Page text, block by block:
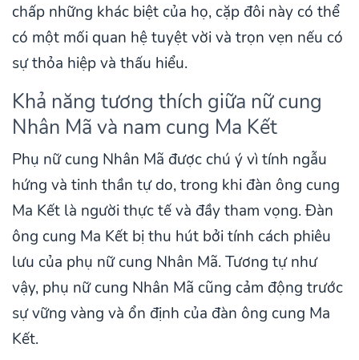
chấp những khác biệt của họ, cặp đôi này có thể
có một mối quan hệ tuyệt vời và trọn vẹn nếu có
sự thỏa hiệp và thấu hiểu.
Khả năng tương thích giữa nữ cung
Nhân Mã và nam cung Ma Kết
Phụ nữ cung Nhân Mã được chú ý vì tính ngẫu
hứng và tinh thần tự do, trong khi đàn ông cung
Ma Kết là người thực tế và đầy tham vọng. Đàn
ông cung Ma Kết bị thu hút bởi tính cách phiêu
lưu của phụ nữ cung Nhân Mã. Tương tự như
vậy, phụ nữ cung Nhân Mã cũng cảm động trước
sự vững vàng và ổn định của đàn ông cung Ma
Kết.